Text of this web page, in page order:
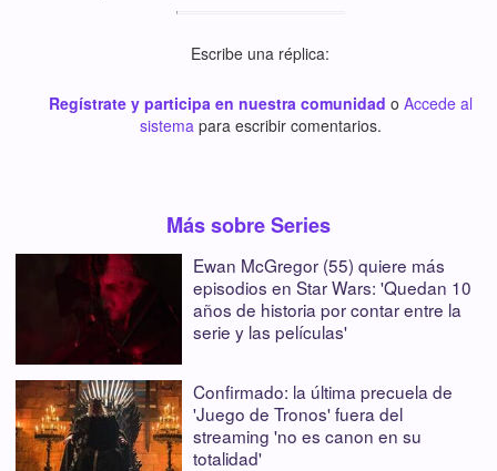
Escribe una réplica:
Regístrate y participa en nuestra comunidad o Accede al
sistemapara escribir comentarios.
Más sobre Series
Ewan McGregor (55) quiere más
episodios en Star Wars: 'Quedan 10
años de historia por contar entre la
serie y las películas'
Confirmado: la última precuela de
'Juego de Tronos' fuera del
streaming 'no es canon en su
totalidad'